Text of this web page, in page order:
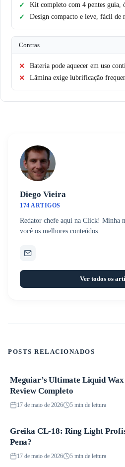
Kit completo com 4 pentes guia,
Design compacto e leve, fácil de
Contras
Bateria pode aquecer em uso
Lâmina exige lubrificação
Diego Vieira
174 ARTIGOS
Redator chefe aqui na Click! Minha
você os melhores conteúdos.
Ver todos os
POSTS RELACIONADOS
Produtos
Meguiar’s Ultimate Liquid Wax
Review Completo
17 de maio de 2026 5 min de leitura
Produtos
Greika CL-18: Ring Light
Pena?
17 de maio de 2026 5 min de leitura